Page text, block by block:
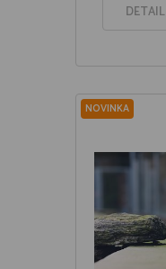
DETAIL
NOVINKA